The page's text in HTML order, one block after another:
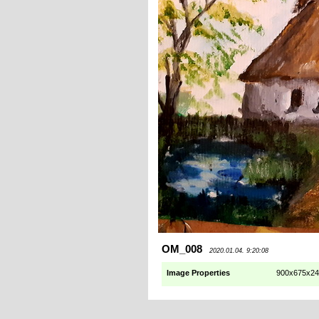
OM_008 2020.01.04. 9:20:08
Image Properties